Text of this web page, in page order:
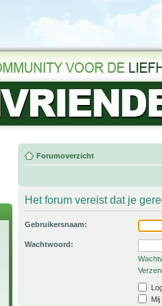
Forumoverzicht
Het forum vereist dat je
Gebruikersnaam:
Wachtwoord: